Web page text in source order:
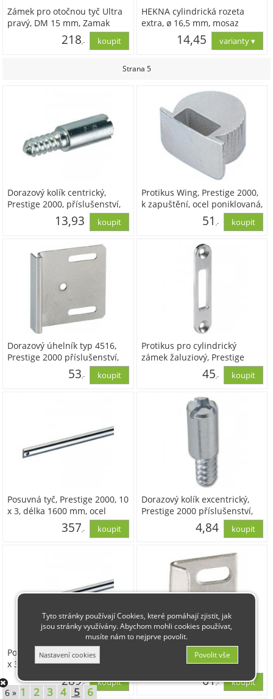
Zámek pro otočnou tyč Ultra
pravý, DM 15 mm, Zamak
218,-
HEKNA cylindrická rozeta
extra, ø 16,5 mm, mosaz
14,45
Strana 5
Dorazový kolík centrický,
Prestige 2000, příslušenství,
ocel poniklovaná, 30103
13,93
Protikus Wing, Prestige 2000,
k zapuštění, ocel poniklovaná,
51 ,-
41,92
Dorazový úhelník typ 4516,
Prestige 2000 příslušenství,
ocel poniklovaná, 79788
53,-
Protikus pro cylindrický
zámek žaluziový, Prestige
2000, zapouštěcí, poniklovaný
45,-
37,34
Posuvná tyč, Prestige 2000, 10
x 3, délka 1600 mm, ocel
poniklovaná, 72688
357,-
Dorazový kolík excentrický,
Prestige 2000 příslušenství,
ocel pozinkovaná
4,84
Posuvná tyč, Prestige 2000, 10
x 3, délka 1000 mm, ocel
poniklovaná, 72687
289,-
Protiplech typ 1807, Prestige
2000 příslušenství, ocel
61,-
6 » 1 2 3 4 5 6
Tyto stránky používají Cookies, které pomáhají zjistit, jak
jsou stránky využívány. Abychom mohli cookies používat,
musíte nám to nejprve povolit.